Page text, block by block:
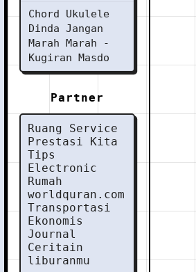
Chord Ukulele
Dinda Jangan
Marah Marah -
Kugiran Masdo
Partner
Ruang Service
Prestasi Kita
Tips
Electronic
Rumah
worldquran.com
Transportasi
Ekonomis
Journal
Ceritain
liburanmu